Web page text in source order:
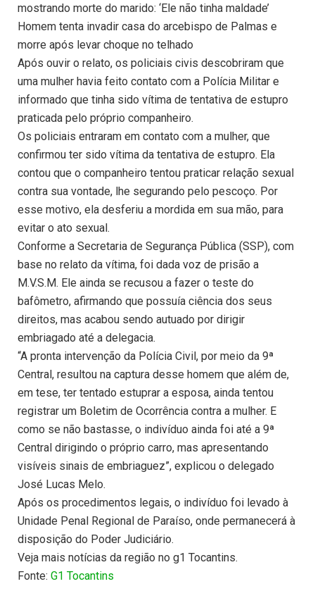
mostrando morte do marido: ‘Ele não tinha maldade’
Homem tenta invadir casa do arcebispo de Palmas e
morre após levar choque no telhado
Após ouvir o relato, os policiais civis descobriram que
uma mulher havia feito contato com a Polícia Militar e
informado que tinha sido vítima de tentativa de estupro
praticada pelo próprio companheiro.
Os policiais entraram em contato com a mulher, que
confirmou ter sido vítima da tentativa de estupro. Ela
contou que o companheiro tentou praticar relação sexual
contra sua vontade, lhe segurando pelo pescoço. Por
esse motivo, ela desferiu a mordida em sua mão, para
evitar o ato sexual.
Conforme a Secretaria de Segurança Pública (SSP), com
base no relato da vítima, foi dada voz de prisão a
M.V.S.M. Ele ainda se recusou a fazer o teste do
bafômetro, afirmando que possuía ciência dos seus
direitos, mas acabou sendo autuado por dirigir
embriagado até a delegacia.
“A pronta intervenção da Polícia Civil, por meio da 9ª
Central, resultou na captura desse homem que além de,
em tese, ter tentado estuprar a esposa, ainda tentou
registrar um Boletim de Ocorrência contra a mulher. E
como se não bastasse, o indivíduo ainda foi até a 9ª
Central dirigindo o próprio carro, mas apresentando
visíveis sinais de embriaguez”, explicou o delegado
José Lucas Melo.
Após os procedimentos legais, o indivíduo foi levado à
Unidade Penal Regional de Paraíso, onde permanecerá à
disposição do Poder Judiciário.
Veja mais notícias da região no g1 Tocantins.
Fonte: G1 Tocantins